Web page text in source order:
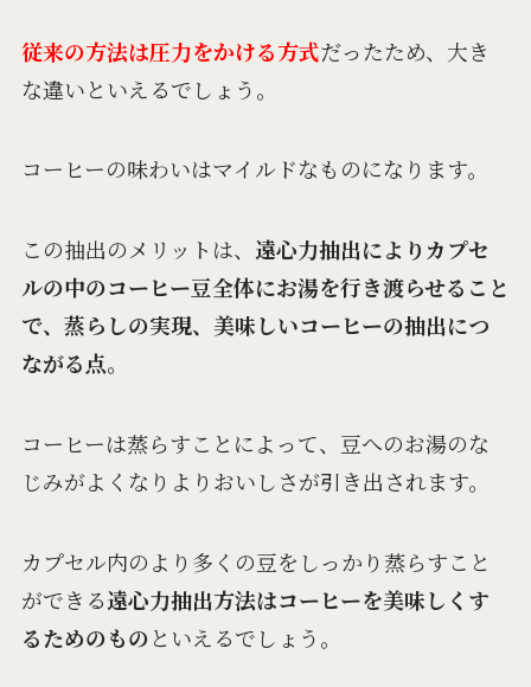
従来の方法は圧力をかける方式だったため、大き
な違いといえるでしょう。
コーヒーの味わいはマイルドなものになります。
この抽出のメリットは、 遠心力抽出によりカプセ
ルの中のコーヒー豆全体にお湯を行き渡らせること
で、蒸らしの実現、美味しいコーヒーの抽出につ
ながる点。
コーヒーは蒸らすことによって、豆へのお湯のな
じみがよくなりよりおいしさが引き出されます。
カプセル内のより多くの豆をしっかり蒸らすこと
ができる遠心力抽出方法はコーヒーを美味しくす
るためのものといえるでしょう。